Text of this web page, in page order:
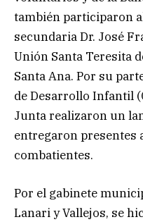
también participaron
secundaria Dr. José
Unión Santa Teresita
Santa Ana. Por su
de Desarrollo Infantil
Junta realizaron un
entregaron presentes
combatientes.
Por el gabinete
Lanari y Vallejos, se